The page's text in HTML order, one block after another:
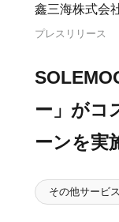
鑫三海株式会
プレスリリース
ー」がコ
ーンを実
その他サービス